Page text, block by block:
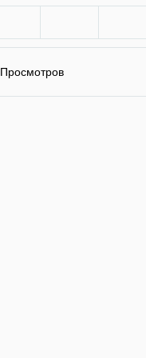
Просмотров